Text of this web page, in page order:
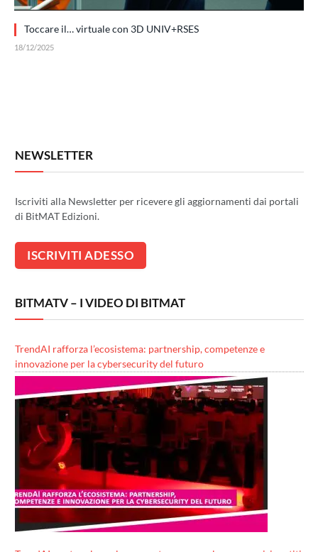
Toccare il… virtuale con 3D UNIV+RSES
18/12/2025
NEWSLETTER
Iscriviti alla Newsletter per ricevere gli aggiornamenti dai portali
di BitMAT Edizioni.
BITMATV – I VIDEO DI BITMAT
TrendAI rafforza l’ecosistema: partnership, competenze e
innovazione per la cybersecurity del futuro